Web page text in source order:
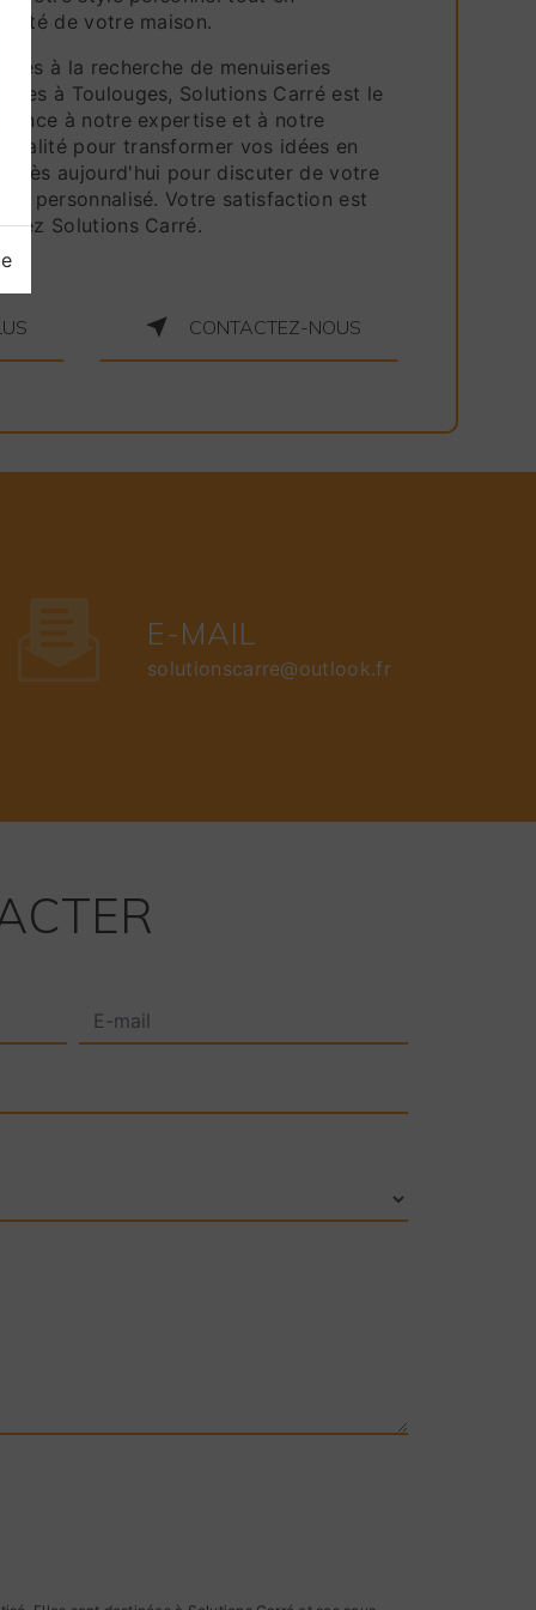
de votre maison.
à la recherche de menuiseries
à Toulouges, Solutions Carré est le
à notre expertise et à notre
qualité pour transformer vos idées en
dès aujourd'hui pour discuter de votre
personnalisé. Votre satisfaction est
Solutions Carré.
CONTACTEZ-NOUS
E-MAIL
solutionscarre@outlook.fr